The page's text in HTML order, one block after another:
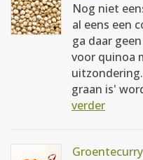
Nog niet
al eens een
ga daar
voor quinoa
graan is'
verder
Groentecurry